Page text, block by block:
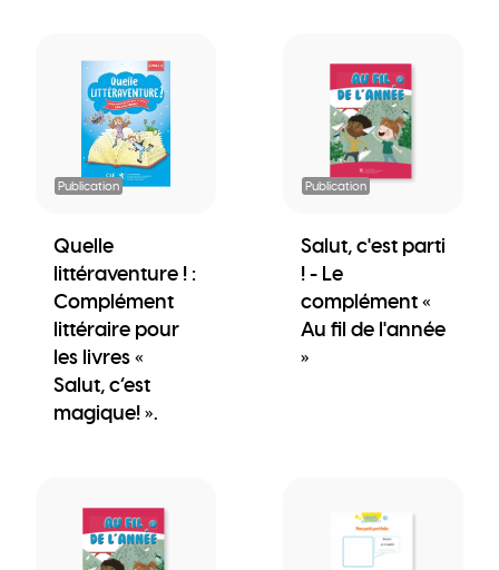
Publication
Quelle
littéraventure ! :
Complément
littéraire pour
les livres «
Salut, c’est
magique! ».
Publication
Salut, c'est parti
! - Le
complément «
Au fil de l'année
»